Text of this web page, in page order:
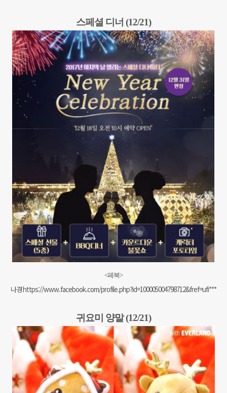
스페셜 디너 (12/21)
<페북>
나경https://www.facebook.com/profile.php?id=100005004798712&fref=ufi***
귀요미 양말 (12/21)